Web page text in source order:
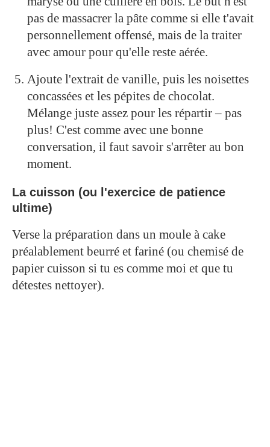
pas de massacrer la pâte comme si elle t'avait
personnellement offensé, mais de la traiter
avec amour pour qu'elle reste aérée.
Ajoute l'extrait de vanille, puis les noisettes
concassées et les pépites de chocolat.
Mélange juste assez pour les répartir – pas
plus! C'est comme avec une bonne
conversation, il faut savoir s'arrêter au bon
moment.
La cuisson (ou l'exercice de patience
ultime)
Verse la préparation dans un moule à cake
préalablement beurré et fariné (ou chemisé de
papier cuisson si tu es comme moi et que tu
détestes nettoyer).